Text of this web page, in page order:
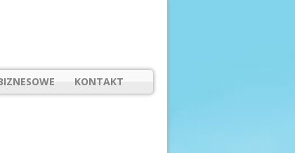
KONTAKT